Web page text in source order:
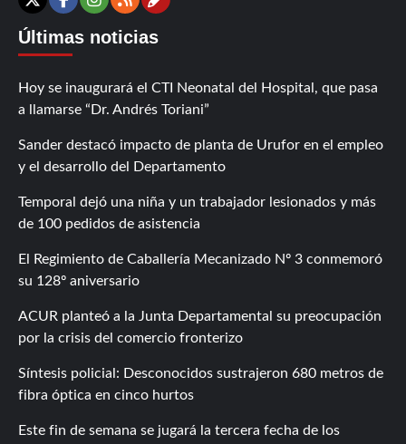
X Facebook
Instagram
RSSContáctanos
Últimas noticias
Hoy se inaugurará el CTI Neonatal del Hospital, que pasa
a llamarse “Dr. Andrés Toriani”
Sander destacó impacto de planta de Urufor en el empleo
y el desarrollo del Departamento
Temporal dejó una niña y un trabajador lesionados y más
de 100 pedidos de asistencia
El Regimiento de Caballería Mecanizado Nº 3 conmemoró
su 128º aniversario
ACUR planteó a la Junta Departamental su preocupación
por la crisis del comercio fronterizo
Síntesis policial: Desconocidos sustrajeron 680 metros de
fibra óptica en cinco hurtos
Este fin de semana se jugará la tercera fecha de los